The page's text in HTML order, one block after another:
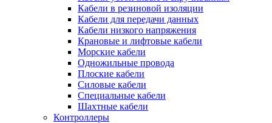
Кабели в резиновой изоляции
Кабели для передачи данных
Кабели низкого напряжения
Крановые и лифтовые кабели
Морские кабели
Одножильные провода
Плоские кабели
Силовые кабели
Специальные кабели
Шахтные кабели
Контроллеры